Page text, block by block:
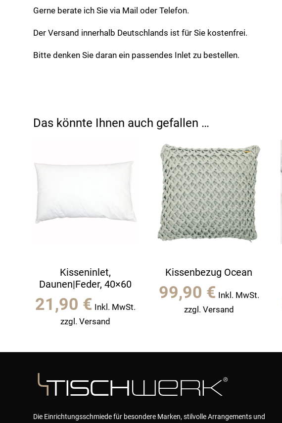
Gerne berate ich Sie via Mail oder Telefon.
Der Versand innerhalb Deutschlands ist für Sie kostenfrei.
Bitte denken Sie daran ein passendes Inlet zu bestellen.
Das könnte Ihnen auch gefallen …
Kisseninlet,
Daunen|Feder, 40×60
21,90 € Inkl. MwSt.
zzgl. Versand
Kissenbezug Ocean
99,90 € Inkl. MwSt.
zzgl. Versand
Die Einrichtungsschmiede für besondere Marken, stilvolle Arrangements und